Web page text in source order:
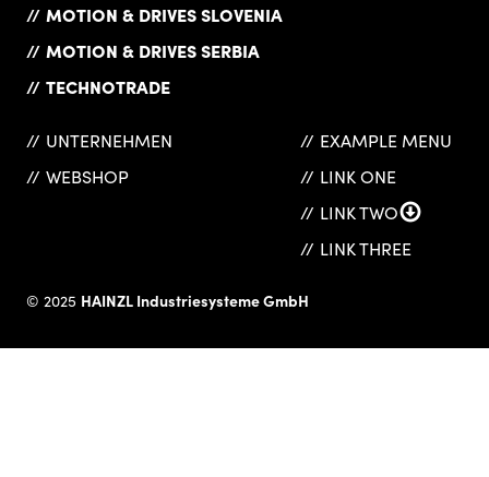
MOTION & DRIVES SLOVENIA
MOTION & DRIVES SERBIA
TECHNOTRADE
UNTERNEHMEN
WEBSHOP
EXAMPLE MENU
LINK ONE
LINK TWO
LINK THREE
© 2025 HAINZL Industriesysteme GmbH